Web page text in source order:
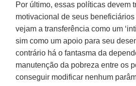
Por último, essas políticas devem
motivacional de seus
vejam a transferência como um
sim como um apoio para seu
contrário há o fantasma da
manutenção da pobreza entre os
conseguir modificar nenhum